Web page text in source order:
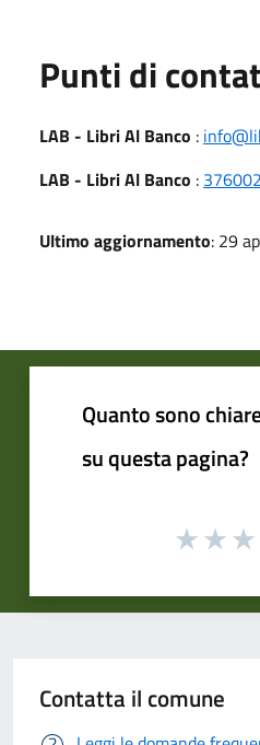
Punti di
LAB - Libri Al Banco :
LAB - Libri Al Banco :
Ultimo aggiornamento: 29
Quanto sono
su questa pagina?
Contatta il comune